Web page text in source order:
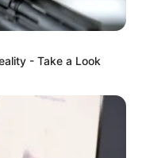
- Take a Look